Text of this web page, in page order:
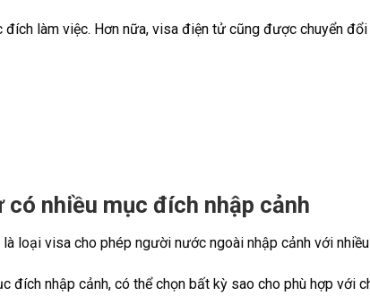
làm việc. Hơn nữa, visa điện tử cũng được chuyển
nhiều mục đích nhập cảnh
loại visa cho phép người nước ngoài nhập cảnh với
đích nhập cảnh, có thể chọn bất kỳ sao cho phù hợp với